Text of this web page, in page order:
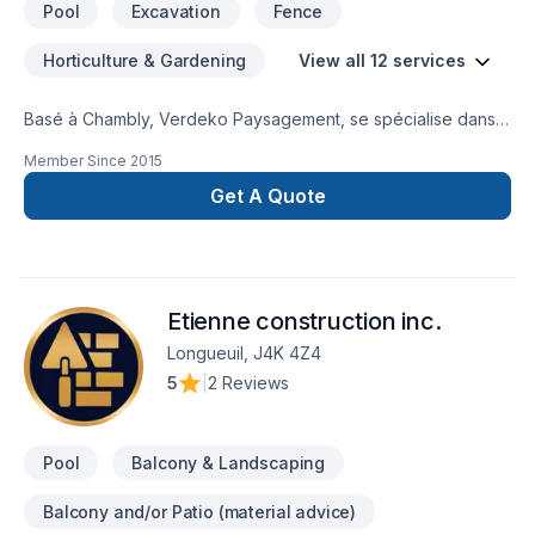
Pool Excavation Fence
Horticulture & Gardening View all 12 services
Basé à Chambly, Verdeko Paysagement, se spécialise dans
extérieur en offrant toute une gamme de services en
aménagement paysager. De la conception jusqu’à la
réalisation, nous offrons des projets d’aménagement clé en
gazonnement, la plantation et services de mini excavation.
Member Since 2015
Get A Quote
Etienne construction inc.
Longueuil, J4K 4Z4
5
2 Reviews
Pool Balcony & Landscaping
Balcony and/or Patio (material advice)